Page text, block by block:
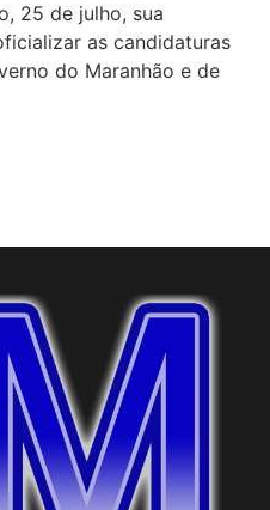
25 de julho, sua
as candidaturas
do Maranhão e de